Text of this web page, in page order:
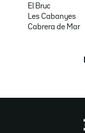
El Bruc
Les Cabanyes
Cabrera de Mar